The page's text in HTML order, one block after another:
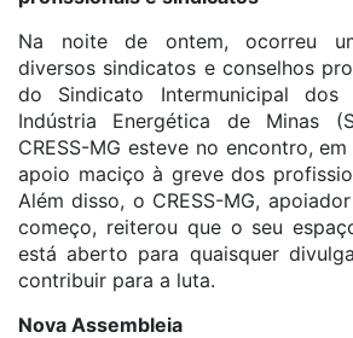
Na noite de ontem, ocorreu
diversos sindicatos e conselhos
do Sindicato Intermunicipal dos
Indústria Energética de Minas
CRESS-MG esteve no encontro,
apoio maciço à greve dos
Além disso, o CRESS-MG,
começo, reiterou que o seu
está aberto para quaisquer
contribuir para a luta.
Nova Assembleia